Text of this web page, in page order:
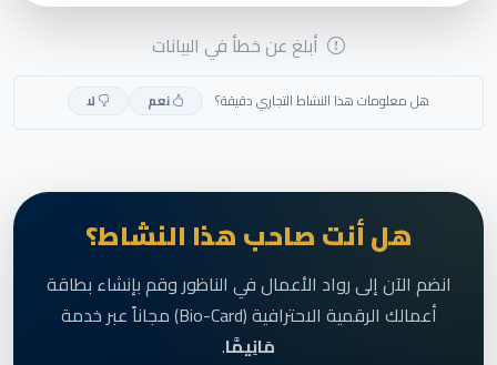
أبلغ عن خطأ في البيانات
هل معلومات هذا النشاط التجاري دقيقة؟ نعم لا
هل أنت صاحب هذا النشاط؟
انضم الآن إلى رواد الأعمال في الناظور وقم بإنشاء بطاقة
أعمالك الرقمية الاحترافية (Bio-Card) مجاناً عبر خدمة
مَانِيمَّا.